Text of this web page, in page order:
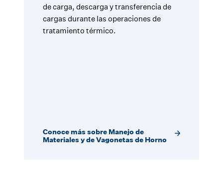
de carga, descarga y transferencia de
cargas durante las operaciones de
tratamiento térmico.
Conoce más sobre Manejo de
Materiales y de Vagonetas de Horno